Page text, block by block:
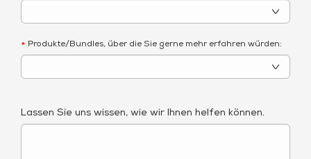
* Produkte/Bundles, über die Sie gerne mehr erfahren würden:
Lassen Sie uns wissen, wie wir Ihnen helfen können.